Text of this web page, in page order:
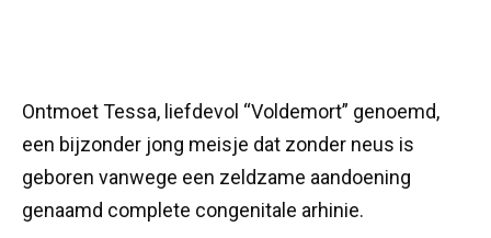
Ontmoet Tessa, liefdevol “Voldemort” genoemd,
een bijzonder jong meisje dat zonder neus is
geboren vanwege een zeldzame aandoening
genaamd complete congenitale arhinie.